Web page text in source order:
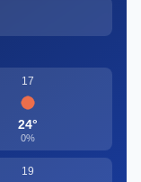
17
24°
0%
19